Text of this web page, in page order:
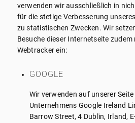
verwenden wir ausschließlich in
für die stetige Verbesserung
zu statistischen Zwecken. Wir
Besuche dieser Internetseite
Webtracker ein:
GOOGLE
Wir verwenden auf unserer
Unternehmens Google Ireland
Barrow Street, 4 Dublin, Irland,